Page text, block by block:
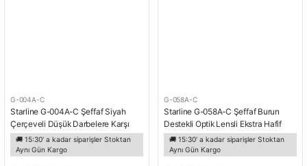
G-004A-C
Starline G-004A-C Şeffaf Siyah
Çerçeveli Düşük Darbelere Karşı
Koruyucu Antifog Gözlük
🚚 15:30' a kadar siparişler Stoktan
Aynı Gün Kargo
G-058A-C
Starline G-058A-C Şeffaf Burun
Destekli Optik Lensli Ekstra Hafif
Antifog Özellikte Gözlük
🚚 15:30' a kadar siparişler Stoktan
Aynı Gün Kargo